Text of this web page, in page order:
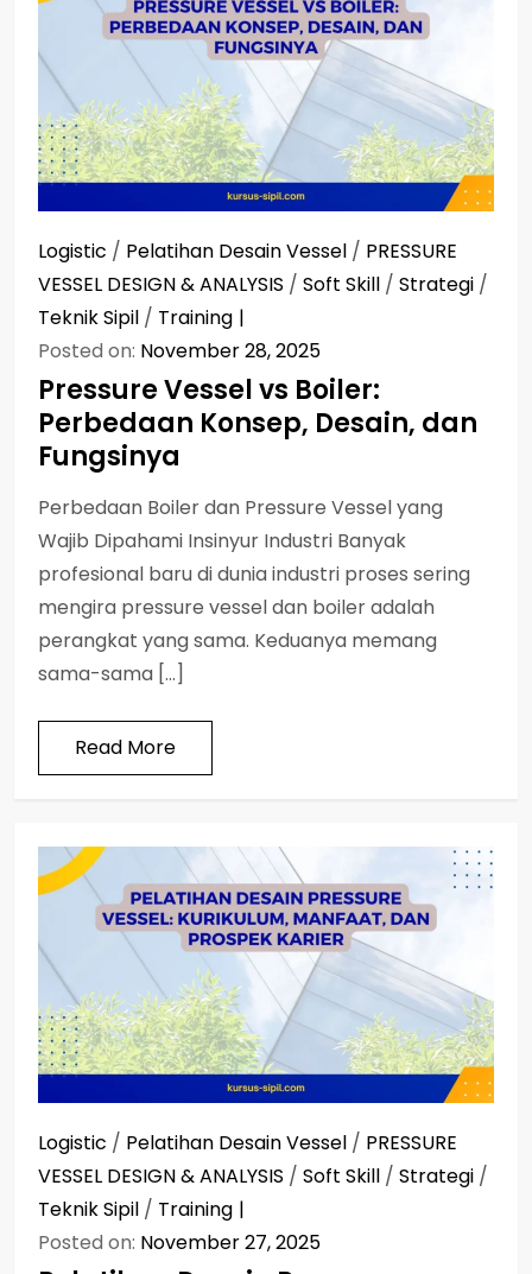
Logistic / Pelatihan Desain Vessel / PRESSURE
VESSEL DESIGN & ANALYSIS / Soft Skill / Strategi /
Teknik Sipil / Training
Posted on: November 28, 2025
Pressure Vessel vs Boiler:
Perbedaan Konsep, Desain, dan
Fungsinya
Perbedaan Boiler dan Pressure Vessel yang
Wajib Dipahami Insinyur Industri Banyak
profesional baru di dunia industri proses sering
mengira pressure vessel dan boiler adalah
perangkat yang sama. Keduanya memang
sama-sama […]
Read More
Logistic / Pelatihan Desain Vessel / PRESSURE
VESSEL DESIGN & ANALYSIS / Soft Skill / Strategi /
Teknik Sipil / Training
Posted on: November 27, 2025